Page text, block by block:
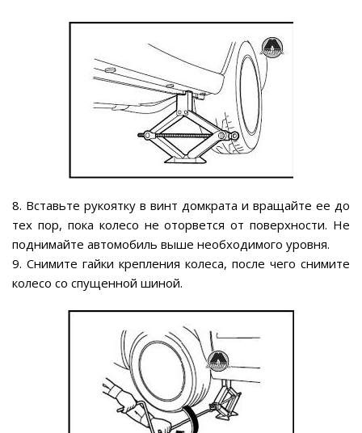
8. Вставьте рукоятку в винт домкрата и вращайте ее до
тех пор, пока колесо не оторвется от поверхности. Не
поднимайте автомобиль выше необходимого уровня.
9. Снимите гайки крепления колеса, после чего снимите
колесо со спущенной шиной.